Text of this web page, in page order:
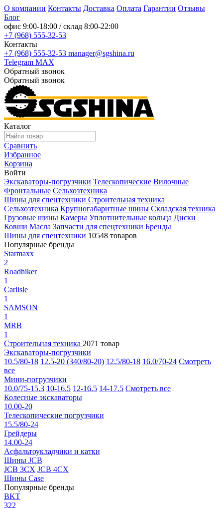
О компании Контакты Доставка Оплата Гарантии Отзывы
Блог
офис 9:00-18:00 / склад 8:00-22:00
+7 (968) 555-32-53
Контакты
+7 (968) 555-32-53 manager@sgshina.ru
Telegram MAX
Обратный звонок
Обратный звонок
Каталог
Сравнить
Избранное
Корзина
Войти
Экскаваторы-погрузчики Телескопические Вилочные
Фронтальные Сельхозтехника
Шины для спецтехники Строительная техника
Сельхозтехника Крупногабаритные шины Складская техника
Грузовые шины Камеры Уплотнительные кольца Диски
Ковши Масла Запчасти для спецтехники Бренды
Шины для спецтехники 10548 товаров
Популярные бренды
Starmaxx
2
Roadhiker
1
Carlisle
1
SAMSON
1
MRB
1
Строительная техника 2071 товар
Экскаваторы-погрузчики
10.5/80-18 12.5-20 (340/80-20) 12.5/80-18 16.0/70-24 Смотреть
все
Мини-погрузчики
10.0/75-15.3 10-16.5 12-16.5 14-17.5 Смотреть все
Колесные экскаваторы
10.00-20
Телескопические погрузчики
15.5/80-24
Грейдеры
14.00-24
Асфальтоукладчики и катки
Шины JCB
JCB 3CX JCB 4CX
Шины Case
Популярные бренды
BKT
322